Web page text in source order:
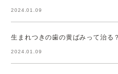
2024.01.09
生まれつきの歯の黄ばみって治る？
2024.01.09